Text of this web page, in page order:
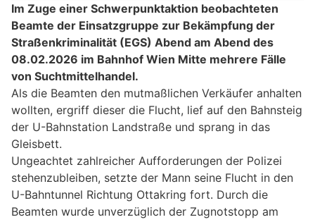
Im Zuge einer Schwerpunktaktion beobachteten
Beamte der Einsatzgruppe zur Bekämpfung der
Straßenkriminalität (EGS) Abend am Abend des
08.02.2026 im Bahnhof Wien Mitte mehrere Fälle
von Suchtmittelhandel.
Als die Beamten den mutmaßlichen Verkäufer anhalten
wollten, ergriff dieser die Flucht, lief auf den Bahnsteig
der U-Bahnstation Landstraße und sprang in das
Gleisbett.
Ungeachtet zahlreicher Aufforderungen der Polizei
stehenzubleiben, setzte der Mann seine Flucht in den
U-Bahntunnel Richtung Ottakring fort. Durch die
Beamten wurde unverzüglich der Zugnotstopp am